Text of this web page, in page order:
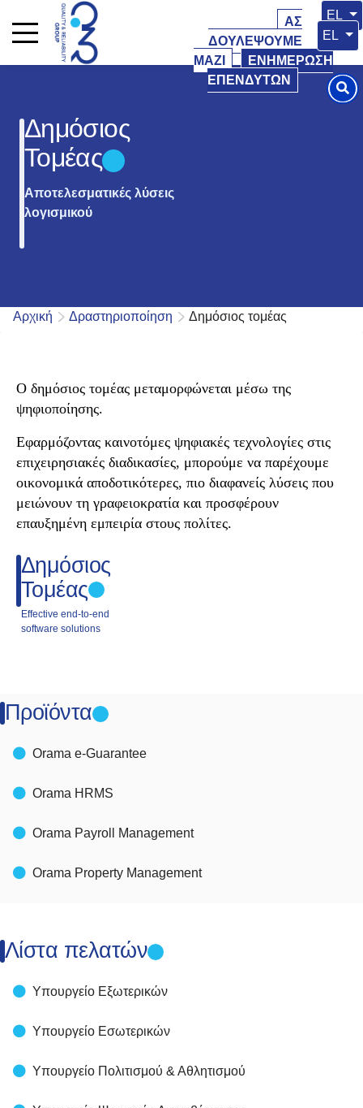
EL
ΑΣ
ΔΟΥΛΕΨΟΥΜΕ
ΜΑΖΙ
ΕΝΗΜΕΡΩΣΗ
ΕΠΕΝΔΥΤΩΝ
EL
Δημόσιος
Τομέας
Αποτελεσματικές λύσεις
λογισμικού
Αρχική Δραστηριοποίηση Δημόσιος τομέας
Ο δημόσιος τομέας μεταμορφώνεται μέσω της
ψηφιοποίησης.
Εφαρμόζοντας καινοτόμες ψηφιακές τεχνολογίες στις
επιχειρησιακές διαδικασίες, μπορούμε να παρέχουμε
οικονομικά αποδοτικότερες, πιο διαφανείς λύσεις που
μειώνουν τη γραφειοκρατία και προσφέρουν
επαυξημένη εμπειρία στους πολίτες.
Δημόσιος
Τομέας
Effective end-to-end
software solutions
Προϊόντα
Orama e-Guarantee
Orama HRMS
Orama Payroll Management
Orama Property Management
Λίστα πελατών
Υπουργείο Εξωτερικών
Υπουργείο Εσωτερικών
Υπουργείο Πολιτισμού & Αθλητισμού